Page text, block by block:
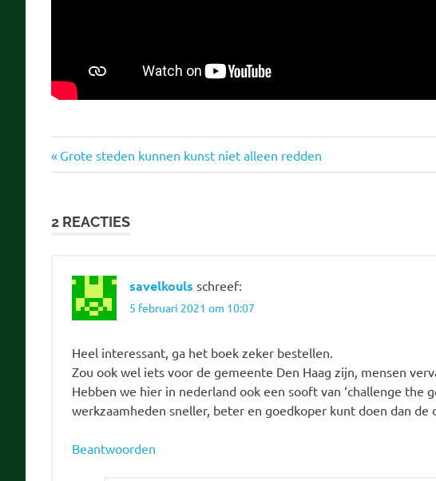
Yang
Bericht
Vorige
bericht:
Grote steden kunnen kunst niet alleen redden
2 REACTIES
savelkouls schreef:
5 februari 2021 om 10:07
Heel interessant, ga het boek zeker bestellen.
Zou ook wel iets voor de gemeente Den Haag zijn, mensen
Hebben we hier in nederland ook een sooft van ‘challenge the
werkzaamheden sneller, beter en goedkoper kunt doen dan de
Beantwoorden